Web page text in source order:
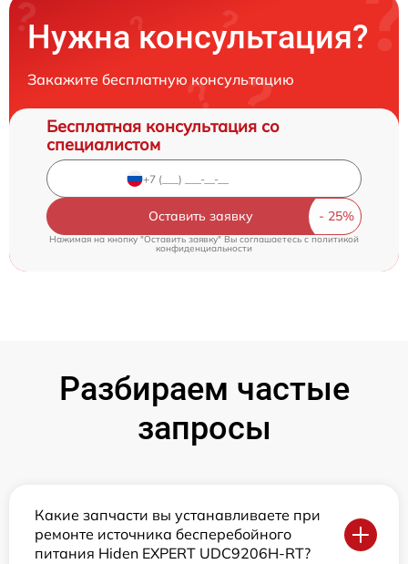
Нужна консультация?
Закажите бесплатную консультацию
Бесплатная консультация со
специалистом
Оставить заявку
Нажимая на кнопку "Оставить заявку" Вы соглашаетесь c политикой
конфиденциальности
Разбираем частые
запросы
Какие запчасти вы устанавливаете при
ремонте источника бесперебойного
питания Hiden EXPERT UDC9206H-RT?